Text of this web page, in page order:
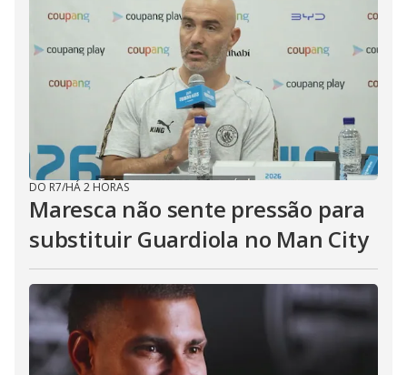
DO R7/HÁ 2 HORAS
Maresca não sente pressão para
substituir Guardiola no Man City